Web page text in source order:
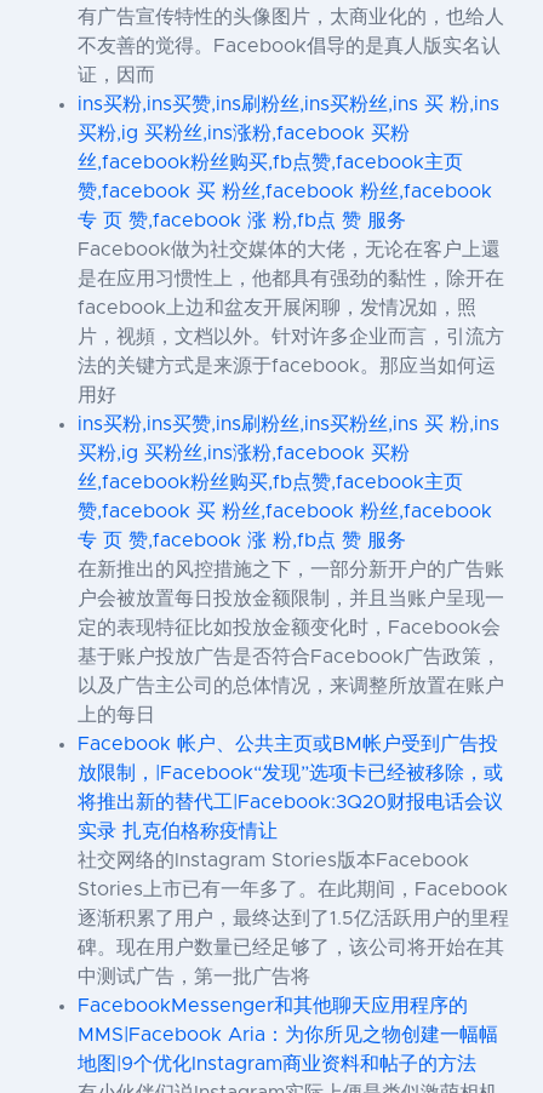
有广告宣传特性的头像图片，太商业化的，也给人
不友善的觉得。Facebook倡导的是真人版实名认
证，因而
ins买粉,ins买赞,ins刷粉丝,ins买粉丝,ins 买 粉,ins
买粉,ig 买粉丝,ins涨粉,facebook 买粉
丝,facebook粉丝购买,fb点赞,facebook主页
赞,facebook 买 粉丝,facebook 粉丝,facebook
专 页 赞,facebook 涨 粉,fb点 赞 服务
Facebook做为社交媒体的大佬，无论在客户上還
是在应用习惯性上，他都具有强劲的黏性，除开在
facebook上边和盆友开展闲聊，发情况如，照
片，视頻，文档以外。针对许多企业而言，引流方
法的关键方式是来源于facebook。那应当如何运
用好
ins买粉,ins买赞,ins刷粉丝,ins买粉丝,ins 买 粉,ins
买粉,ig 买粉丝,ins涨粉,facebook 买粉
丝,facebook粉丝购买,fb点赞,facebook主页
赞,facebook 买 粉丝,facebook 粉丝,facebook
专 页 赞,facebook 涨 粉,fb点 赞 服务
在新推出的风控措施之下，一部分新开户的广告账
户会被放置每日投放金额限制，并且当账户呈现一
定的表现特征比如投放金额变化时，Facebook会
基于账户投放广告是否符合Facebook广告政策，
以及广告主公司的总体情况，来调整所放置在账户
上的每日
Facebook 帐户、公共主页或BM帐户受到广告投
放限制，|Facebook“发现”选项卡已经被移除，或
将推出新的替代工|Facebook:3Q20财报电话会议
实录 扎克伯格称疫情让
社交网络的Instagram Stories版本Facebook
Stories上市已有一年多了。在此期间，Facebook
逐渐积累了用户，最终达到了1.5亿活跃用户的里程
碑。现在用户数量已经足够了，该公司将开始在其
中测试广告，第一批广告将
FacebookMessenger和其他聊天应用程序的
MMS|Facebook Aria：为你所见之物创建一幅幅
地图|9个优化Instagram商业资料和帖子的方法